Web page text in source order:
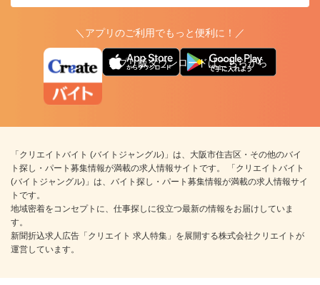
＼アプリのご利用でもっと便利に！／
アプリ版ダウンロードはこちらから
「クリエイトバイト (バイトジャングル)」は、大阪市住吉区・その他のバイ
ト探し・パート募集情報が満載の求人情報サイトです。 「クリエイトバイト
(バイトジャングル)」は、バイト探し・パート募集情報が満載の求人情報サイ
トです。
地域密着をコンセプトに、仕事探しに役立つ最新の情報をお届けしていま
す。
新聞折込求人広告「クリエイト 求人特集」を展開する株式会社クリエイトが
運営しています。